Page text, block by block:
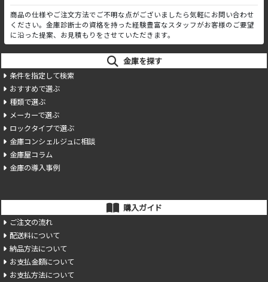
商品の仕様やご注文方法でご不明な点がございましたら気軽にお問い合わせ
ください。金庫診断士の資格を持った経験豊富なスタッフがお客様のご要望
に沿った提案、お見積もりをさせていただきます。
金庫を探す
条件を指定して検索
おすすめで選ぶ
種類で選ぶ
メーカーで選ぶ
ロックタイプで選ぶ
金庫コンシェルジュに相談
金庫屋コラム
金庫の導入事例
購入ガイド
ご注文の流れ
配送料について
納品方法について
お支払金額について
お支払方法について